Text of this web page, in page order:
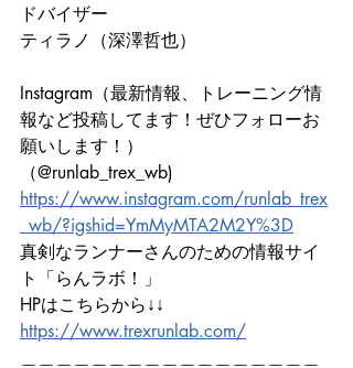
ドバイザー
ティラノ（深澤哲也）
Instagram（最新情報、トレーニング情
報など投稿してます！ぜひフォローお
願いします！）
（@runlab_trex_wb)
https://www.instagram.com/runlab_trex
_wb/?igshid=YmMyMTA2M2Y%3D
真剣なランナーさんのための情報サイ
ト「らんラボ！」
HPはこちらから↓↓
https://www.trexrunlab.com/